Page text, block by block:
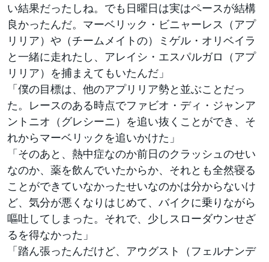
い結果だったしね。でも日曜日は実はペースが結構
良かったんだ。マーベリック・ビニャーレス（アプ
リリア）や（チームメイトの）ミゲル・オリベイラ
と一緒に走れたし、アレイシ・エスパルガロ（アプ
リリア）を捕まえてもいたんだ」
「僕の目標は、他のアプリリア勢と並ぶことだっ
た。レースのある時点でファビオ・ディ・ジャンア
ントニオ（グレシーニ）を追い抜くことができ、そ
れからマーベリックを追いかけた」
「そのあと、熱中症なのか前日のクラッシュのせい
なのか、薬を飲んでいたからか、それとも全然寝る
ことができていなかったせいなのかは分からないけ
ど、気分が悪くなりはじめて、バイクに乗りながら
嘔吐してしまった。それで、少しスローダウンせざ
るを得なかった」
「踏ん張ったんだけど、アウグスト（フェルナンデ